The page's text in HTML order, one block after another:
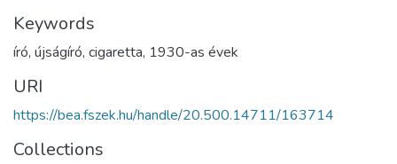
Keywords
író, újságíró, cigaretta, 1930-as évek
URI
https://bea.fszek.hu/handle/20.500.14711/163714
Collections